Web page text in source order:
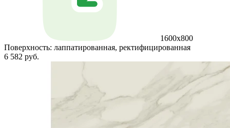
1600x800
Поверхность: лаппатированная, ректифицированная
6 582 руб.